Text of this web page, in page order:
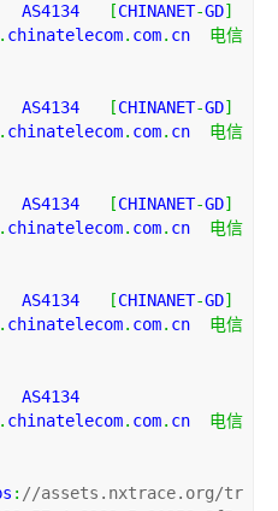
AS4134
[CHINANET-GD]
chinatelecom. com. cn 电信
AS4134
[CHINANET-GD]
chinatelecom. com. cn 电信
AS4134
[CHINANET-GD]
chinatelecom. com. cn 电信
AS4134
[CHINANET-GD]
chinatelecom. com. cn 电信
chinatelecom. com. cn 电信
: //assets.nxtrace.org/tr